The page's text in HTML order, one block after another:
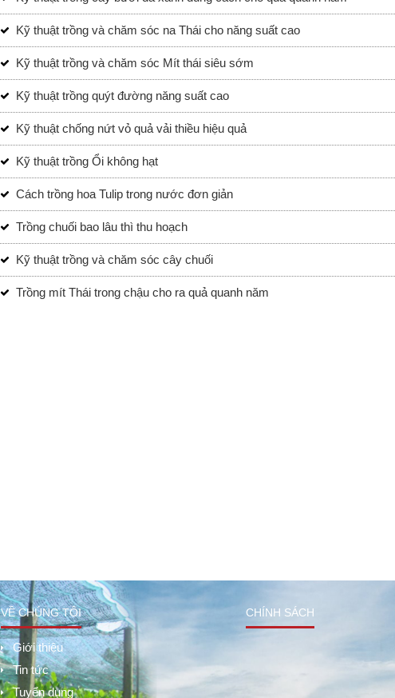
Kỹ thuật trồng và chăm sóc na Thái cho năng suất cao
Kỹ thuật trồng và chăm sóc Mít thái siêu sớm
Kỹ thuật trồng quýt đường năng suất cao
Kỹ thuật chống nứt vỏ quả vải thiều hiệu quả
Kỹ thuật trồng Ổi không hạt
Cách trồng hoa Tulip trong nước đơn giản
Trồng chuối bao lâu thì thu hoạch
Kỹ thuật trồng và chăm sóc cây chuối
Trồng mít Thái trong chậu cho ra quả quanh năm
VỀ CHÚNG TÔI
Giới thiệu
Tin tức
Tuyển dụng
CHÍNH SÁCH